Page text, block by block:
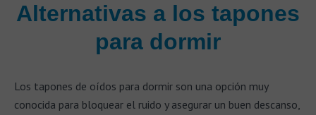
Alternativas a los tapones
para dormir
Los tapones de oídos para dormir son una opción muy
conocida para bloquear el ruido y asegurar un buen descanso,